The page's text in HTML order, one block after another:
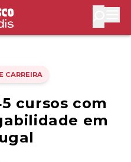
CARREIRA
cursos com
em